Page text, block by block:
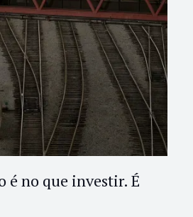
é no que investir. É